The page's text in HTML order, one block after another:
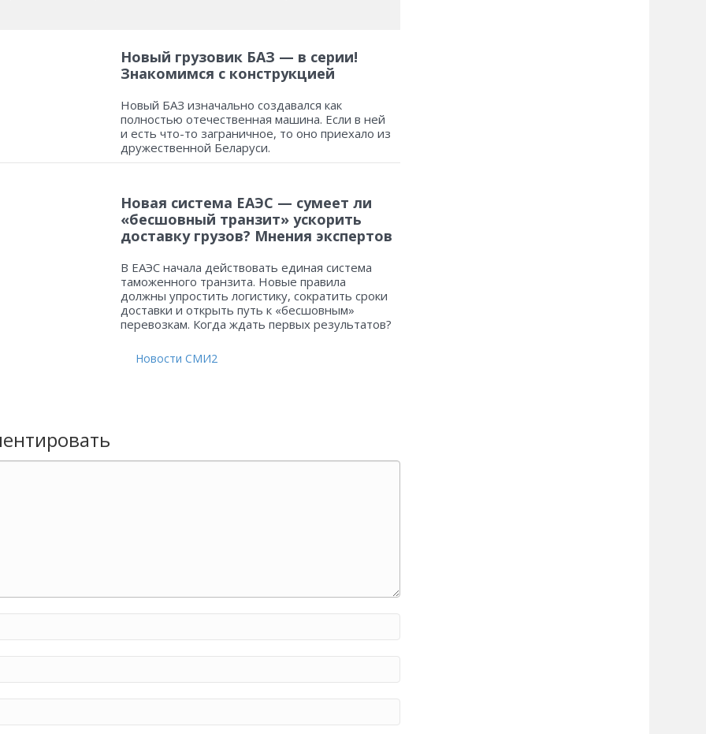
Новый грузовик БАЗ — в серии!
Знакомимся с конструкцией
Новый БАЗ изначально создавался как
полностью отечественная машина. Если в ней
и есть что-то заграничное, то оно приехало из
дружественной Беларуси.
Новая система ЕАЭС — сумеет ли
«бесшовный транзит» ускорить
доставку грузов? Мнения экспертов
В ЕАЭС начала действовать единая система
таможенного транзита. Новые правила
должны упростить логистику, сократить сроки
доставки и открыть путь к «бесшовным»
перевозкам. Когда ждать первых результатов?
Новости СМИ2